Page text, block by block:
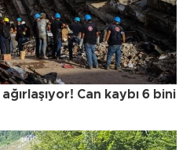
Can kaybı 6 bini